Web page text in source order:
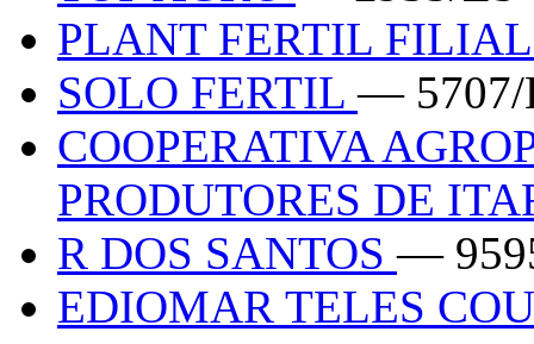
PLANT FERTIL
SOLO FERTIL— 5707/
COOPERATIVA
PRODUTORES DE
R DOS SANTOS—
EDIOMAR TELES